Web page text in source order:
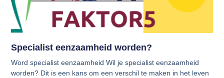
Specialist eenzaamheid worden?
Word specialist eenzaamheid Wil je specialist eenzaamheid
worden? Dit is een kans om een verschil te maken in het leven